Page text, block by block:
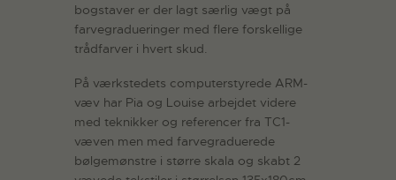
bogstaver er der lagt særlig vægt på
farvegradueringer med flere forskellige
trådfarver i hvert skud.
På værkstedets computerstyrede ARM-
væv har Pia og Louise arbejdet videre
med teknikker og referencer fra TC1-
væven men med farvegraduerede
bølgemønstre i større skala og skabt 2